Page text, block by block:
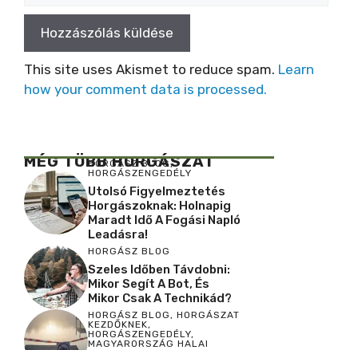
This site uses Akismet to reduce spam. Learn
how your comment data is processed.
MÉG TÖBB HORGÁSZAT
HORGÁSZ BLOG,
HORGÁSZENGEDÉLY
Utolsó Figyelmeztetés
Horgászoknak: Holnapig
Maradt Idő A Fogási Napló
Leadásra!
HORGÁSZ BLOG
Szeles Időben Távdobni:
Mikor Segít A Bot, És
Mikor Csak A Technikád?
HORGÁSZ BLOG , HORGÁSZAT
KEZDŐKNEK,
HORGÁSZENGEDÉLY,
MAGYARORSZÁG HALAI